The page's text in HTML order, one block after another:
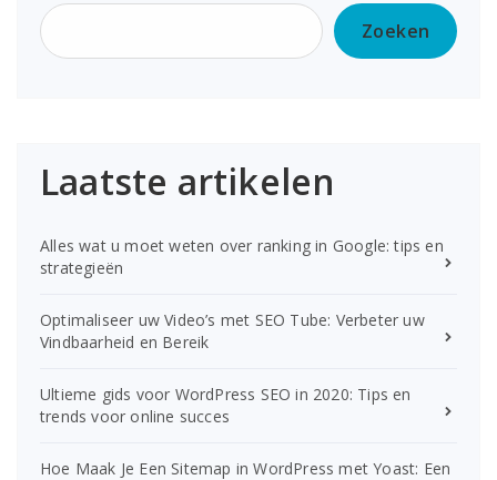
Zoeken
Laatste artikelen
Alles wat u moet weten over ranking in Google: tips en
strategieën
Optimaliseer uw Video’s met SEO Tube: Verbeter uw
Vindbaarheid en Bereik
Ultieme gids voor WordPress SEO in 2020: Tips en
trends voor online succes
Hoe Maak Je Een Sitemap in WordPress met Yoast: Een